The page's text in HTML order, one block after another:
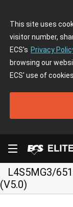
This site uses
visitor number,
ECS's Privacy
browsing our
ECS' use of
L4S5MG3/
(V5.0)